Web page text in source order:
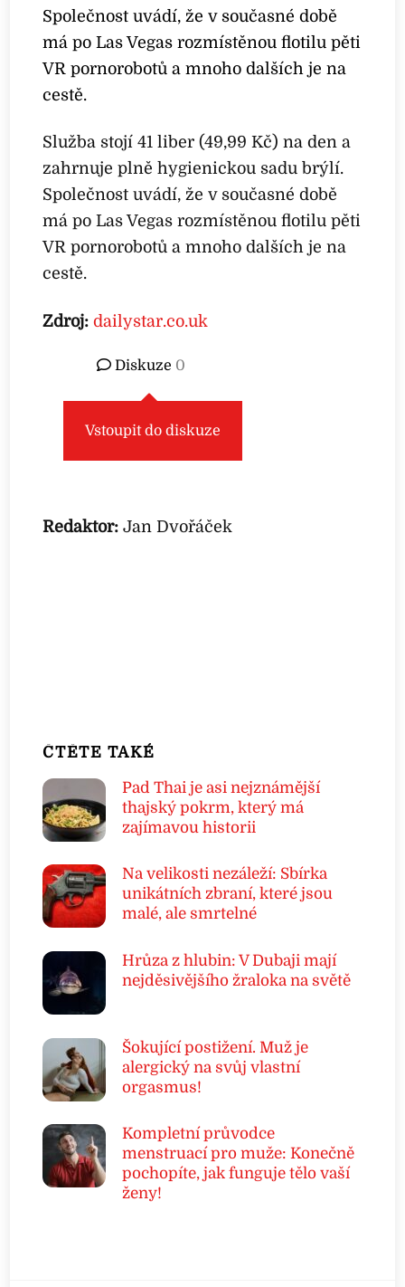
Společnost uvádí, že v současné době
má po Las Vegas rozmístěnou flotilu pěti
VR pornorobotů a mnoho dalších je na
cestě.
Služba stojí 41 liber (49,99 Kč) na den a
zahrnuje plně hygienickou sadu brýlí.
Společnost uvádí, že v současné době
má po Las Vegas rozmístěnou flotilu pěti
VR pornorobotů a mnoho dalších je na
cestě.
Zdroj: dailystar.co.uk
Diskuze 0
Vstoupit do diskuze
Redaktor:Jan Dvořáček
ČTĚTE TAKÉ
Pad Thai je asi nejznámější
thajský pokrm, který má
zajímavou historii
Na velikosti nezáleží: Sbírka
unikátních zbraní, které jsou
malé, ale smrtelné
Hrůza z hlubin: V Dubaji mají
nejděsivějšího žraloka na světě
Šokující postižení. Muž je
alergický na svůj vlastní
orgasmus!
Kompletní průvodce
menstruací pro muže: Konečně
pochopíte, jak funguje tělo vaší
ženy!